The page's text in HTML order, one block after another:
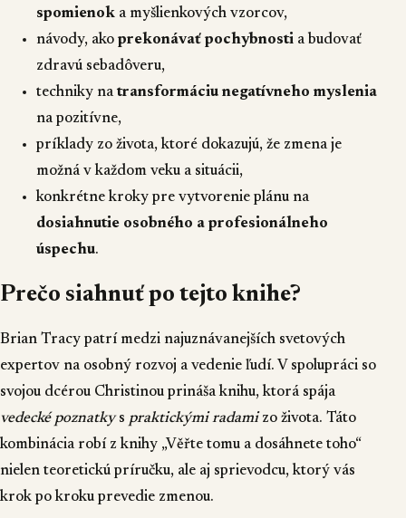
spomienok a myšlienkových vzorcov,
návody, ako prekonávať pochybnosti a budovať
zdravú sebadôveru,
techniky na transformáciu negatívneho myslenia
na pozitívne,
príklady zo života, ktoré dokazujú, že zmena je
možná v každom veku a situácii,
konkrétne kroky pre vytvorenie plánu na
dosiahnutie osobného a profesionálneho
úspechu.
Prečo siahnuť po tejto knihe?
Brian Tracy patrí medzi najuznávanejších svetových
expertov na osobný rozvoj a vedenie ľudí. V spolupráci so
svojou dcérou Christinou prináša knihu, ktorá spája
vedecké poznatkys praktickými radamizo života. Táto
kombinácia robí z knihy „Věřte tomu a dosáhnete toho“
nielen teoretickú príručku, ale aj sprievodcu, ktorý vás
krok po kroku prevedie zmenou.